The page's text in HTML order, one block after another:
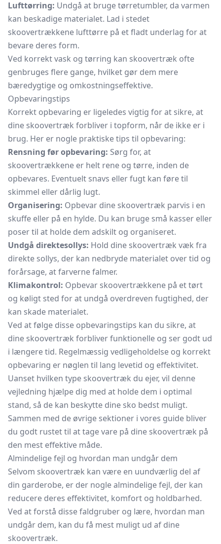
Lufttørring: Undgå at bruge tørretumbler, da varmen
kan beskadige materialet. Lad i stedet
skoovertrækkene lufttørre på et fladt underlag for at
bevare deres form.
Ved korrekt vask og tørring kan skoovertræk ofte
genbruges flere gange, hvilket gør dem mere
bæredygtige og omkostningseffektive.
Opbevaringstips
Korrekt opbevaring er ligeledes vigtig for at sikre, at
dine skoovertræk forbliver i topform, når de ikke er i
brug. Her er nogle praktiske tips til opbevaring:
Rensning før opbevaring: Sørg for, at
skoovertrækkene er helt rene og tørre, inden de
opbevares. Eventuelt snavs eller fugt kan føre til
skimmel eller dårlig lugt.
Organisering: Opbevar dine skoovertræk parvis i en
skuffe eller på en hylde. Du kan bruge små kasser eller
poser til at holde dem adskilt og organiseret.
Undgå direktesollys: Hold dine skoovertræk væk fra
direkte sollys, der kan nedbryde materialet over tid og
forårsage, at farverne falmer.
Klimakontrol: Opbevar skoovertrækkene på et tørt
og køligt sted for at undgå overdreven fugtighed, der
kan skade materialet.
Ved at følge disse opbevaringstips kan du sikre, at
dine skoovertræk forbliver funktionelle og ser godt ud
i længere tid. Regelmæssig vedligeholdelse og korrekt
opbevaring er nøglen til lang levetid og effektivitet.
Uanset hvilken type skoovertræk du ejer, vil denne
vejledning hjælpe dig med at holde dem i optimal
stand, så de kan beskytte dine sko bedst muligt.
Sammen med de øvrige sektioner i vores guide bliver
du godt rustet til at tage vare på dine skoovertræk på
den mest effektive måde.
Almindelige fejl og hvordan man undgår dem
Selvom skoovertræk kan være en uundværlig del af
din garderobe, er der nogle almindelige fejl, der kan
reducere deres effektivitet, komfort og holdbarhed.
Ved at forstå disse faldgruber og lære, hvordan man
undgår dem, kan du få mest muligt ud af dine
skoovertræk.